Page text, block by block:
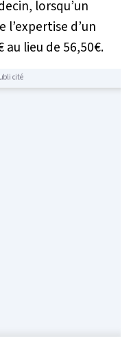
lorsqu’un
d’un
lieu de 56,50€.